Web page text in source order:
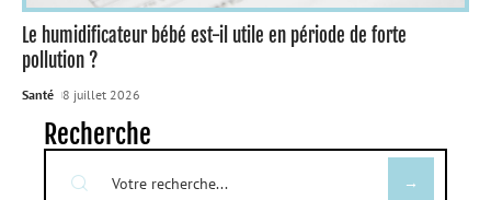
Le humidificateur bébé est-il utile en période de forte
pollution ?
Santé 8 juillet 2026
Recherche